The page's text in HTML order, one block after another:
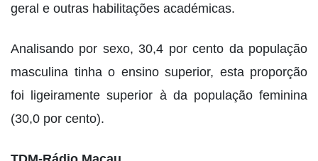
geral e outras habilitações académicas.
Analisando por sexo, 30,4 por cento da população
masculina tinha o ensino superior, esta proporção
foi ligeiramente superior à da população feminina
(30,0 por cento).